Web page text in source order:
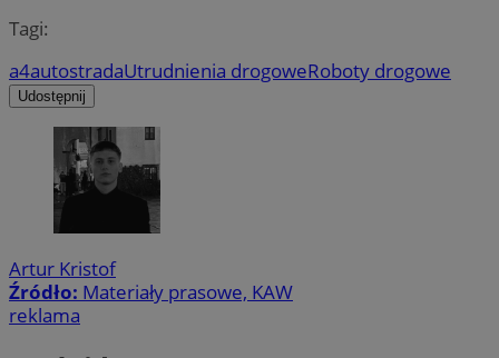
Tagi:
a4autostradaUtrudnienia drogoweRoboty drogowe
Udostępnij
Artur Kristof
Źródło: Materiały prasowe, KAW
reklama